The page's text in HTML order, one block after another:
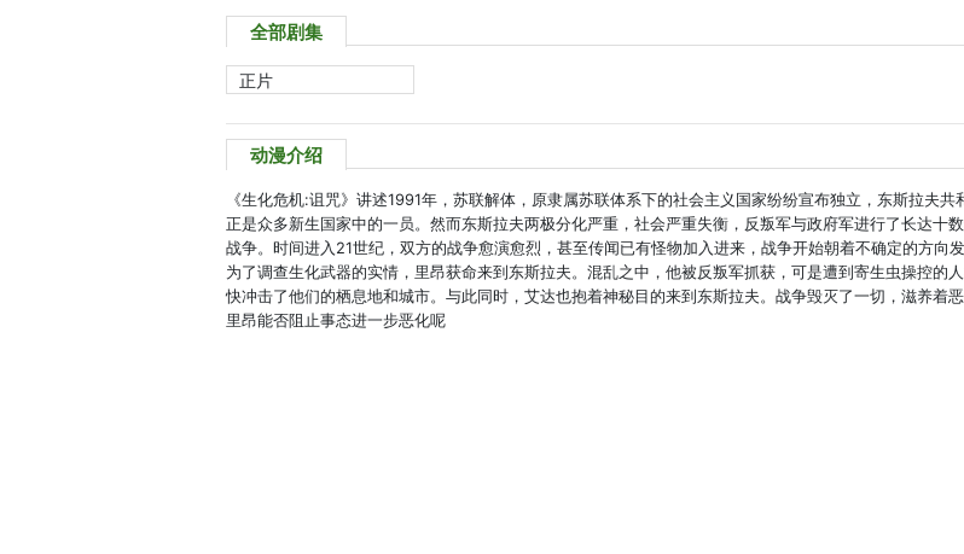
全部剧集
正片
动漫介绍
《生化危机:诅咒》讲述1991年，苏联解体，原隶属苏联体系下的社会主义国家纷纷宣布独立，东斯拉夫共
正是众多新生国家中的一员。然而东斯拉夫两极分化严重，社会严重失衡，反叛军与政府军进行了长达十
战争。时间进入21世纪，双方的战争愈演愈烈，甚至传闻已有怪物加入进来，战争开始朝着不确定的方向发
为了调查生化武器的实情，里昂获命来到东斯拉夫。混乱之中，他被反叛军抓获，可是遭到寄生虫操控的
快冲击了他们的栖息地和城市。与此同时，艾达也抱着神秘目的来到东斯拉夫。战争毁灭了一切，滋养着恶
里昂能否阻止事态进一步恶化呢